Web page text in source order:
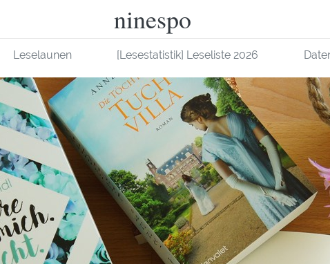
ninespo
Leselaunen [Lesestatistik] Leseliste 2026